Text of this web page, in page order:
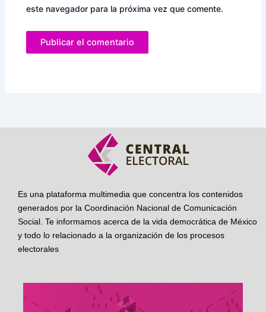
este navegador para la próxima vez que comente.
Es una plataforma multimedia que concentra los contenidos
generados por la Coordinación Nacional de Comunicación
Social. Te informamos acerca de la vida democrática de México
y todo lo relacionado a la organización de los procesos
electorales